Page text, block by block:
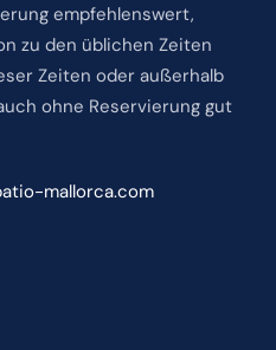
empfehlenswert,
zu den üblichen Zeiten
Zeiten oder außerhalb
ohne Reservierung gut
mallorca.com